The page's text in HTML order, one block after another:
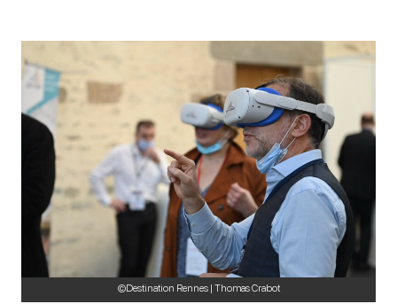
©Destination Rennes | Thomas Crabot